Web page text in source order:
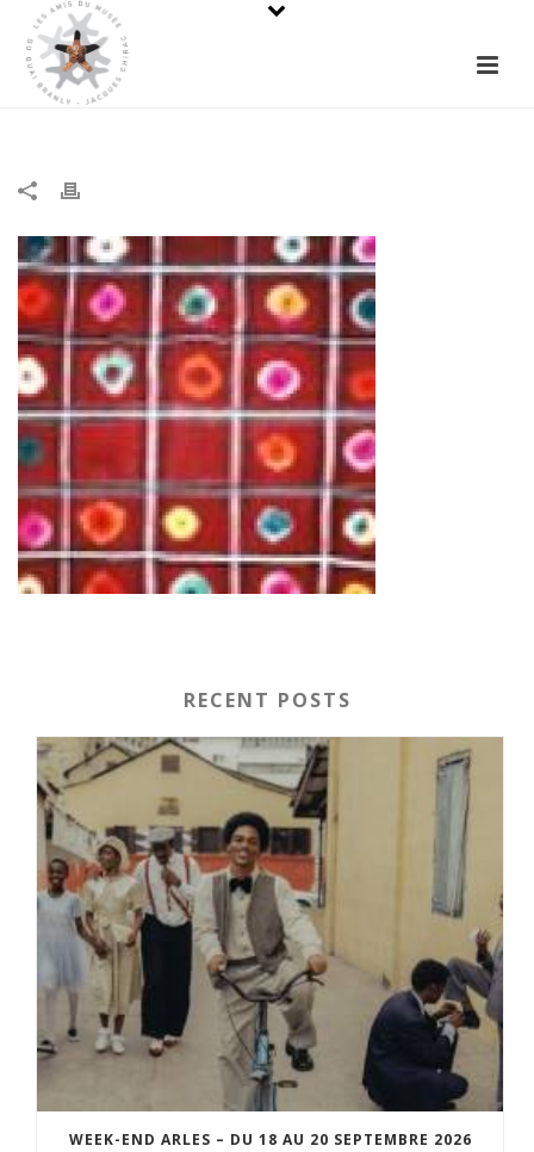
RECENT POSTS
WEEK-END ARLES – DU 18 AU 20 SEPTEMBRE 2026